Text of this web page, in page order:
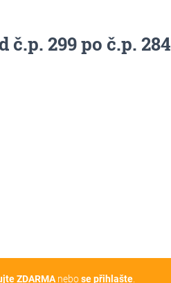
299 po č.p. 284
ZDARMAnebose přihlašte.